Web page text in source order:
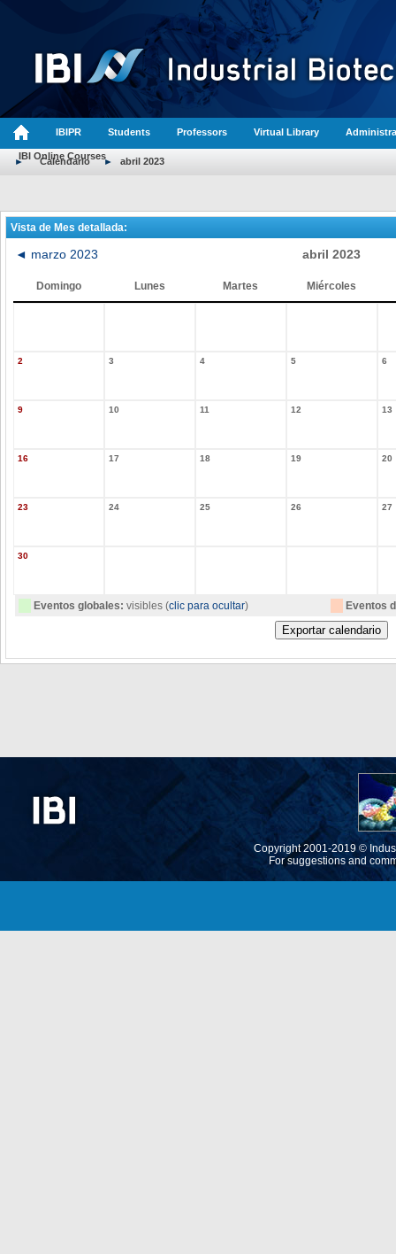
IBIPR Students Professors Virtual Library
IBI Online Courses
► Calendario ► abril 2023
Vista de Mes detallada:
◄ marzo 2023 abril 2023
Domingo Lunes Martes Miércoles
2 3 4 5 6
9 10 11 12 13
16 17 18 19 20
23 24 25 26 27
30
Eventos globales: visibles (clic para ocultar) Eventos
Copyright 2001-2019 ©
For suggestions and